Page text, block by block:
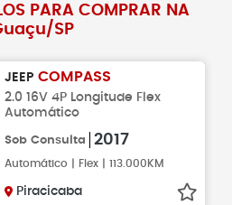
PARA COMPRAR NA
SP
JEEP COMPASS
2.0 16V 4P Longitude Flex
Automático
Sob Consulta 2017
Automático | Flex | 113.000KM
Piracicaba